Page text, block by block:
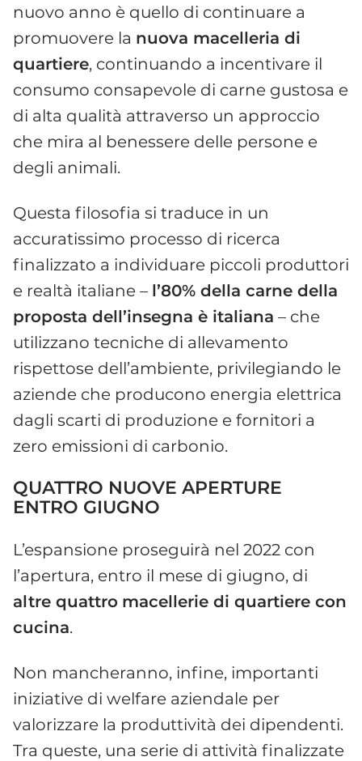
nuovo anno è quello di continuare a
promuovere la nuova macelleria di
quartiere, continuando a incentivare il
consumo consapevole di carne gustosa e
di alta qualità attraverso un approccio
che mira al benessere delle persone e
degli animali.
Questa filosofia si traduce in un
accuratissimo processo di ricerca
finalizzato a individuare piccoli produttori
e realtà italiane – l’80% della carne della
proposta dell’insegna è italiana – che
utilizzano tecniche di allevamento
rispettose dell’ambiente, privilegiando le
aziende che producono energia elettrica
dagli scarti di produzione e fornitori a
zero emissioni di carbonio.
QUATTRO NUOVE APERTURE
ENTRO GIUGNO
L’espansione proseguirà nel 2022 con
l’apertura, entro il mese di giugno, di
altre quattro macellerie di quartiere con
cucina.
Non mancheranno, infine, importanti
iniziative di welfare aziendale per
valorizzare la produttività dei dipendenti.
Tra queste, una serie di attività finalizzate